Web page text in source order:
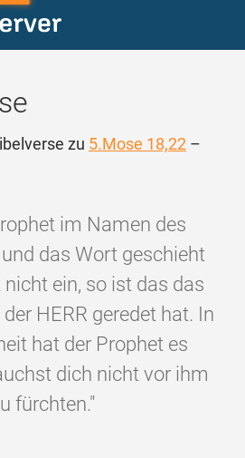
zu 5.Mose 18,22 –
im Namen des
und das Wort geschieht
ein, so ist das das
HERR geredet hat. In
hat der Prophet es
dich nicht vor ihm
fürchten."